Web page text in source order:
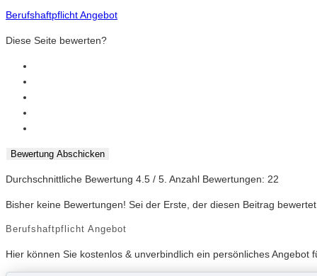
Berufshaftpflicht Angebot
Diese Seite bewerten?
Bewertung Abschicken
Durchschnittliche Bewertung 4.5 / 5. Anzahl Bewertungen: 22
Bisher keine Bewertungen! Sei der Erste, der diesen Beitrag
Berufshaftpflicht Angebot
Hier können Sie kostenlos & unverbindlich ein persönliches